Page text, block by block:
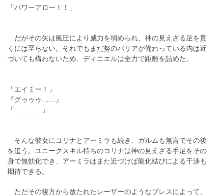
「パワーアロー！！」
だがその矢は風圧により威力を弱められ、神の見えざる足を貫
くには至らない。それでもまだ努のバリアが備わっている内は近
づいても構わないため、ディニエルは全力で距離を詰めた。
「エイミー！」
『グゥゥゥ……』
「…………」
そんな彼女にコリナとアーミラも続き、ガルムも無言でその後
を追う。ユニークスキル持ちのコリナは神の見えざる手足をその
身で無効化でき、アーミラはまた近づけば龍化結びによる干渉も
期待できる。
ただその後方から放たれたレーザーのようなブレスによって、